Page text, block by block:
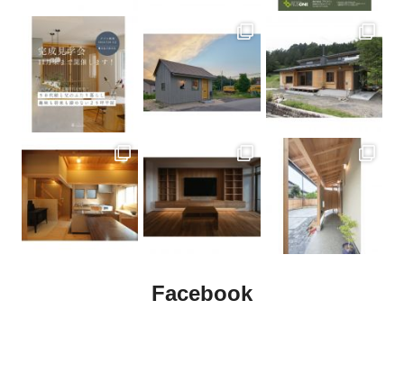
2026年07月23日
住宅を購入する人は何歳が多い？年齢別の購入理由と後悔しない家づく
2026年07月22日
夏でも涼しい家 快適に暮らすための6つのポイント
回遊動線の間取りとは？家事も暮らしも快適になる家づくりのポイント
2026年07月17日
愛媛県の週末住宅イベントのご案内です！2026-07-18(土)～2026-07-
20(月)
Facebook